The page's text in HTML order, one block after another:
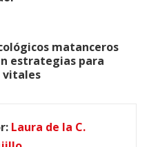
matanceros
estrategias para
vitales
Laura de la C.